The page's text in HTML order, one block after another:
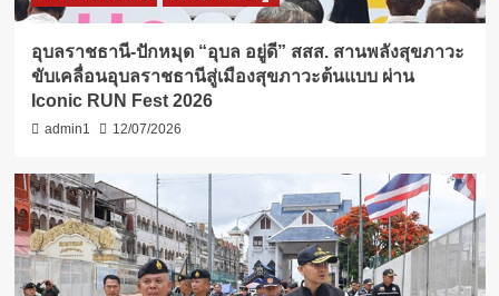
อุบลราชธานี-ปักหมุด “อุบล อยู่ดี” สสส. สานพลังสุขภาวะ
ขับเคลื่อนอุบลราชธานีสู่เมืองสุขภาวะต้นแบบ ผ่าน
Iconic RUN Fest 2026
admin1 12/07/2026